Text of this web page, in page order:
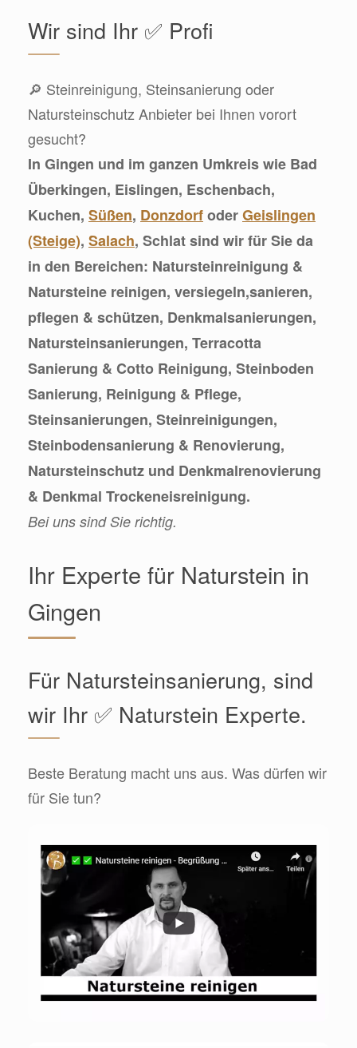
Wir sind Ihr ✅ Profi
🔎 Steinreinigung, Steinsanierung oder
Natursteinschutz Anbieter bei Ihnen vorort
gesucht?
In Gingen und im ganzen Umkreis wie Bad
Überkingen, Eislingen, Eschenbach,
Kuchen, Süßen, DonzdorfoderGeislingen
(Steige), Salach, Schlat sind wir für Sie da
in den Bereichen: Natursteinreinigung &
Natursteine reinigen, versiegeln,sanieren,
pflegen & schützen, Denkmalsanierungen,
Natursteinsanierungen, Terracotta
Sanierung & Cotto Reinigung, Steinboden
Sanierung, Reinigung & Pflege,
Steinsanierungen, Steinreinigungen,
Steinbodensanierung & Renovierung,
Natursteinschutz und Denkmalrenovierung
& Denkmal Trockeneisreinigung.
Bei uns sind Sie richtig.
Ihr Experte für Naturstein in
Gingen
Für Natursteinsanierung, sind
wir Ihr ✅ Naturstein Experte.
Beste Beratung macht uns aus. Was dürfen wir
für Sie tun?